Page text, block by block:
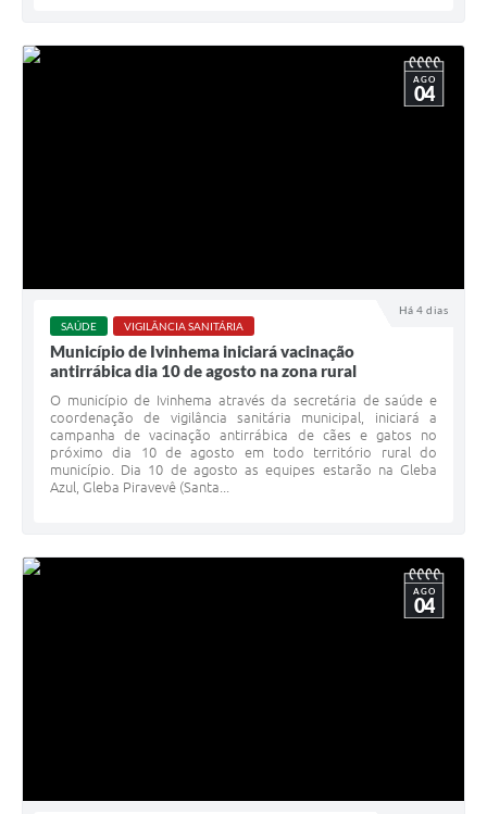
Há 4 dias
AGO
04
SAÚDE VIGILÂNCIA SANITÁRIA
Município de Ivinhema iniciará vacinação
antirrábica dia 10 de agosto na zona rural
O município de Ivinhema através da secretária de saúde e
coordenação de vigilância sanitária municipal, iniciará a
campanha de vacinação antirrábica de cães e gatos no
próximo dia 10 de agosto em todo território rural do
município. Dia 10 de agosto as equipes estarão na Gleba
Azul, Gleba Piravevê (Santa...
AGO
04